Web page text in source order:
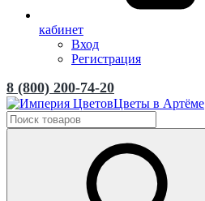
кабинет
Вход
Регистрация
8 (800) 200-74-20
Цветы в Артёме